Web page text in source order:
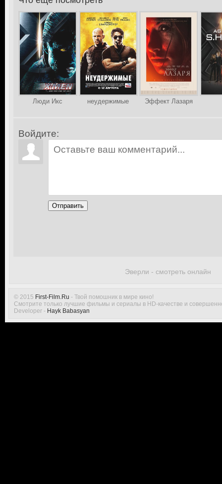
Эверли - смотреть онлайн
Люди Икс неудержимые Эффект Лазаря
Войдите:
Отправить
© 2015 First-Film.Ru - Твой помошник в мире кино!
Смотрите только лучшие фильмы и сериалы в HD-качестве и
Developer - Hayk Babasyan